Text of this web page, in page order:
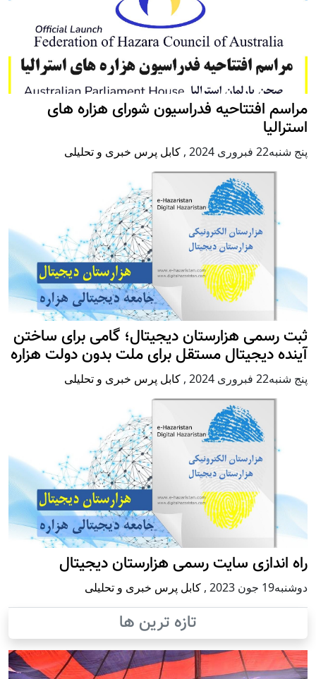
مراسم افتتاحیه فدراسیون شورای هزاره های
استرالیا
پنج شنبه22 فبروری 2024 , کابل پرس خبری و تحلیلی
ثبت رسمی هزارستان دیجیتال؛ گامی برای ساختن
آینده دیجیتال مستقل برای ملت بدون دولت هزاره
پنج شنبه22 فبروری 2024 , کابل پرس خبری و تحلیلی
راه اندازی سایت رسمی هزارستان دیجیتال
دوشنبه19 جون 2023 , کابل پرس خبری و تحلیلی
تازه ترین ها